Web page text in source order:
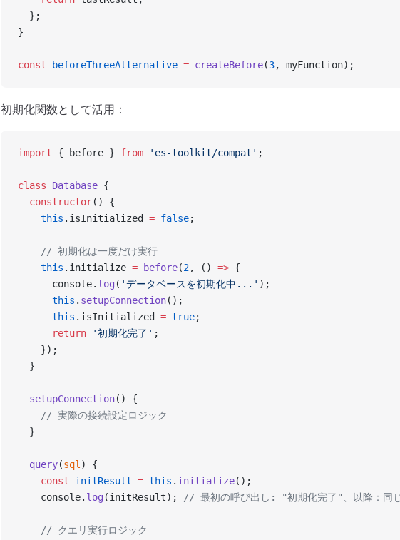
  };
}
const beforeThreeAlternative = createBefore(3, myFunction);
初期化関数として活用：
import { before } from 'es-toolkit/compat' ;
class Database {
  constructor
() {
    this
.isInitialized = false;
    // 初期化は一度だけ実行
    this
.initialize = before(2, () => {
      console.
log ( 'データベースを初期化中...' );
      this
. setupConnection();
      this
.isInitialized = true;
      return
'初期化完了' ;
    });
  }
  setupConnection
() {
    // 実際の接続設定ロジック
  }
  query
(sql ) {
    const
initResult = this . initialize();
    console.
log (initResult); // 最初の呼び出し: "初期化完了"、以降：同
    // クエリ実行ロジック